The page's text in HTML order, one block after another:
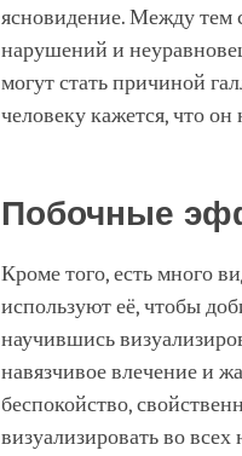
ясновидение. Между тем
нарушений и
могут стать причиной
человеку кажется, что он
Побочные
Кроме того, есть много
используют её, чтобы
научившись
навязчивое влечение и
беспокойство,
визуализировать во